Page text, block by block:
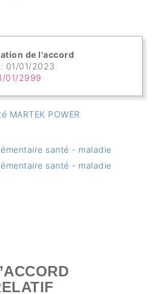
de l'accord
01/01/2023
01/2999
POWER
santé - maladie
santé - maladie